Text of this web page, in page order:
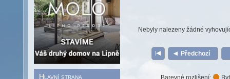
Hlavní strana
Nebyly nalezeny žádné
Předchozí
Barevné rozlišení: